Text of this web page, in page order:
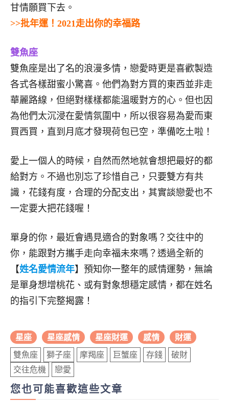
甘情願買下去。
>>批年運！2021走出你的幸福路
雙魚座
雙魚座是出了名的浪漫多情，戀愛時更是喜歡製造
各式各樣甜蜜小驚喜。他們為對方買的東西並非走
華麗路線，但絕對樣樣都能溫暖對方的心。但也因
為他們太沉浸在愛情氛圍中，所以很容易為愛而東
買西買，直到月底才發現荷包已空，準備吃土啦！
愛上一個人的時候，自然而然地就會想把最好的都
給對方。不過也別忘了珍惜自己，只要雙方有共
識，花錢有度，合理的分配支出，其實談戀愛也不
一定要大把花錢喔！
單身的你，最近會遇見適合的對象嗎？交往中的
你，能跟對方攜手走向幸福未來嗎？透過全新的
【姓名愛情流年】預知你一整年的感情運勢，無論
是單身想增桃花、或有對象想穩定感情，都在姓名
的指引下完整揭露！
星座 星座感情 星座財運 感情 財運
雙魚座 獅子座 摩羯座 巨蟹座 存錢
破財
交往危機
戀愛
您也可能喜歡這些文章